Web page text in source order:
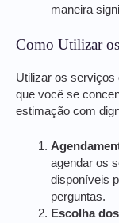
maneira
Como Utilizar
Utilizar os serviços
que você se
estimação com
agendar os
disponíveis
perguntas.
Escolha